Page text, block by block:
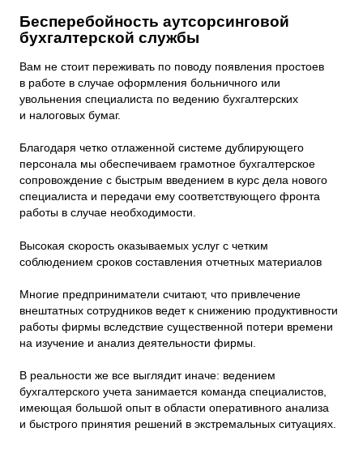
Бесперебойность аутсорсинговой
бухгалтерской службы
Вам не стоит переживать по поводу появления простоев
в работе в случае оформления больничного или
увольнения специалиста по ведению бухгалтерских
и налоговых бумаг.
Благодаря четко отлаженной системе дублирующего
персонала мы обеспечиваем грамотное бухгалтерское
сопровождение с быстрым введением в курс дела нового
специалиста и передачи ему соответствующего фронта
работы в случае необходимости.
Высокая скорость оказываемых услуг с четким
соблюдением сроков составления отчетных материалов
Многие предприниматели считают, что привлечение
внештатных сотрудников ведет к снижению продуктивности
работы фирмы вследствие существенной потери времени
на изучение и анализ деятельности фирмы.
В реальности же все выглядит иначе: ведением
бухгалтерского учета занимается команда специалистов,
имеющая большой опыт в области оперативного анализа
и быстрого принятия решений в экстремальных ситуациях.